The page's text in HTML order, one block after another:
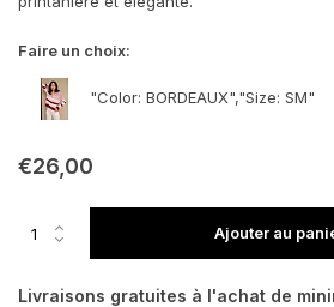
Faire un choix:
"Color: BORDEAUX","Size: SM"
€26,00
Ajouter au
Livraisons gratuites à l'achat de